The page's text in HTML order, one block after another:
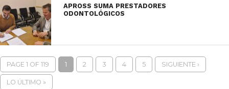
APROSS SUMA PRESTADORES
ODONTOLÓGICOS
PAGE 1 OF 119 1 2 3 4 5 SIGUIENTE ›
LO ÚLTIMO »